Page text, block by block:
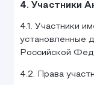
4. Участники
4.1. Участники
установленные
Российской
4.2. Права